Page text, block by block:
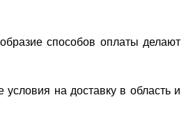
способов оплаты делают
на доставку в область и